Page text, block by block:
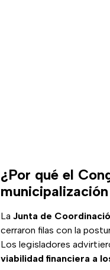
¿Por qué el
La Junta de
cerraron filas con la
Los legisladores
viabilidad financiera a